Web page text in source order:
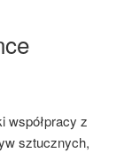
współpracy z
sztucznych,